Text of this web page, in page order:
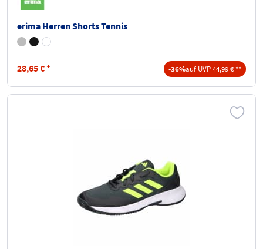
erima Herren Shorts Tennis
28,65€ * -36%auf UVP 44,99 € **